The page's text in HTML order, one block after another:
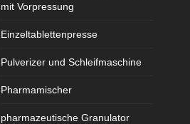
mit Vorpressung
Einzeltablettenpresse
Pulverizer und Schleifmaschine
Pharmamischer
pharmazeutische Granulator